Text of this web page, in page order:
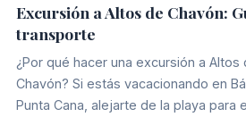
Excursión a Altos de Chavón:
transporte
¿Por qué hacer una excursión a Altos
Chavón? Si estás vacacionando en
Punta Cana, alejarte de la playa para